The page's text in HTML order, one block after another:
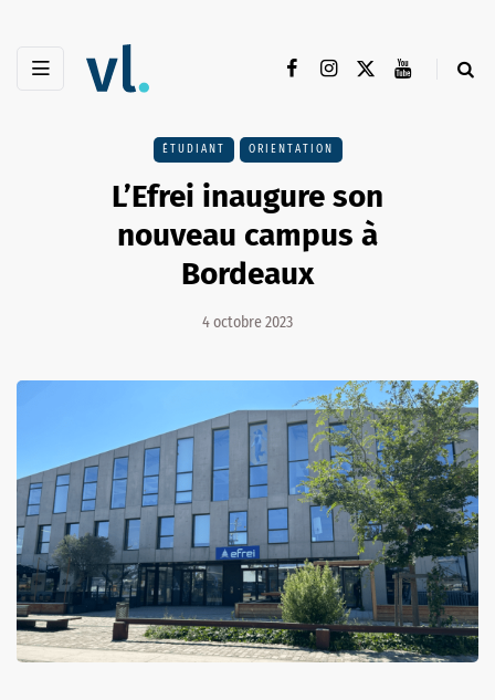
ÉTUDIANT ORIENTATION
L’Efrei inaugure son
nouveau campus à
Bordeaux
4 octobre 2023